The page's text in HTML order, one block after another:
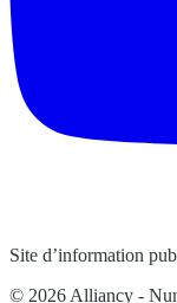
Site d’information
© 2026 Alliancy -